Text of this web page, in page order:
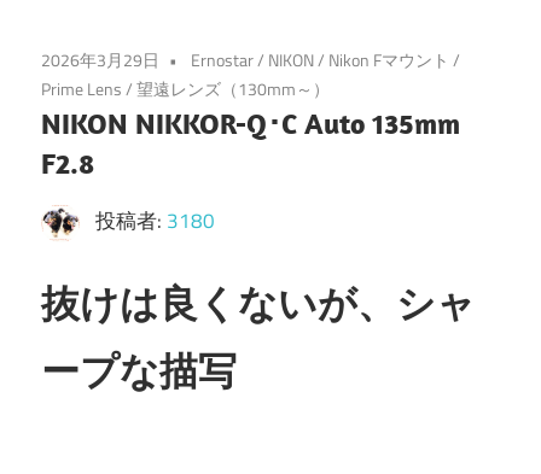
2026年3月29日 Ernostar/ NIKON/ Nikon Fマウント /
Prime Lens/望遠レンズ（130mm～）
NIKON NIKKOR-Q･C Auto 135mm
F2.8
投稿者: 3180
抜けは良くないが、シャ
ープな描写